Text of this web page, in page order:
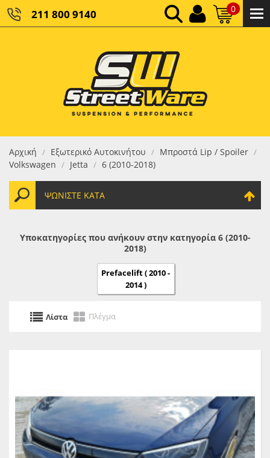
211 800 9140 0
ΚΑΘΑΡΌ ΣΎΝΟΛΟ:
ΤΕΛΙΚΌ ΣΎΝΟΛΟ:0,00 €
Αρχική / Εξωτερικό Αυτοκινήτου / Μπροστά Lip / Spoiler /
Volkswagen / Jetta / 6 (2010-2018)
ΨΩΝΊΣΤΕ ΚΑΤΆ
Υποκατηγορίες που ανήκουν στην κατηγορία 6 (2010-
2018)
Prefacelift ( 2010 -
2014 )
Λίστα Πλέγμα